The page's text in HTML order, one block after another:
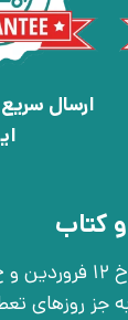
ارسال
کتاب
تهران، خ انقلاب، خ 12 فروردین، خ
به جز